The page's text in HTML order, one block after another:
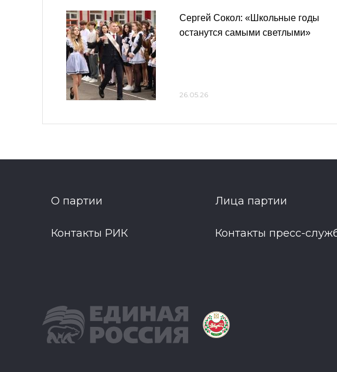
Сергей Сокол: «Школьные годы
останутся самыми светлыми»
26.05.26
О партии Лица партии
Контакты РИК Контакты пресс-